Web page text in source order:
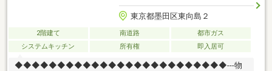
東京都墨田区東向島２
2階建て 南道路
都市ガス
システムキッチン
所有権 即入居可
◆◆◆◆◆◆◆◆◆◆◆◆◆◆◆◆◆◆◆◆◆◆◆◆◆---物